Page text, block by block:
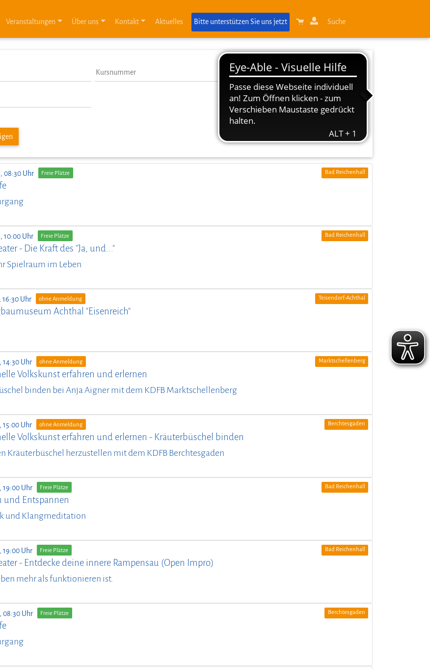
Veranstaltungen Über uns Kontakt Aktuelles Bitte unterstützen Sie uns jetzt Suche
08:30 Uhr Freie Plätze Bad Reichenhall
10:00 Uhr Freie Plätze Bad Reichenhall
- Die Kraft des "Ja, und..."
Spielraum im Leben
16:30 Uhr ohne Anmeldung Teisendorf-Achthal
Achthal "Eisenreich"
14:30 Uhr ohne Anmeldung Marktschellenberg
Volkskunst erfahren und erlernen
binden bei Anja Aigner mit dem KDFB Marktschellenberg
15:00 Uhr ohne Anmeldung Berchtesgaden
Volkskunst erfahren und erlernen - Kräuterbüschel binden
Kräuterbüschel herzustellen mit dem KDFB Berchtesgaden
19:00 Uhr Freie Plätze Bad Reichenhall
und Entspannen
und Klangmeditation
19:00 Uhr Freie Plätze Bad Reichenhall
- Entdecke deine innere Rampensau (Open Impro)
mehr als funktionieren ist.
08:30 Uhr Freie Plätze Berchtesgaden